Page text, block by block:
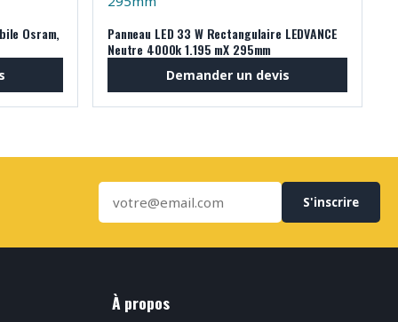
Osram,
Panneau LED 33 W Rectangulaire LEDVANCE
Neutre 4000k 1.195 mX 295mm
Demander un devis
S'inscrire
À propos